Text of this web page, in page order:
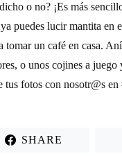
o no? ¡Es más
puedes lucir mantita en
tomar un café en casa.
o unos cojines a juego
tus fotos con nosotr@s en
SHARE